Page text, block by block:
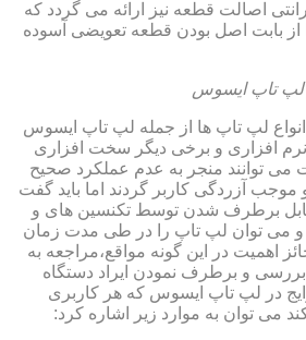
اصالت قطعه نیز ارائه می گردد که
از بابت اصل بودن قطعه تعویضی آسوده
لپ تاپ ایسوس
لپ تاپ ها از جمله لپ تاپ ایسوس
نرم افزاری و برخی دیگر سخت افزاری
می توانند منجر به عدم عملکرد صحیح
آزردگی کاربر گردند اما باید گفت
برطرف شدن توسط تکنسین های و
و می توان لپ تاپ را در طی مدت زمان
اهمیت در این گونه مواقع،مراجعه به
و برطرف نمودن ایراد دستگاه
در لپ تاپ ایسوس که هر کاربری
می توان به موارد زیر اشاره کرد: